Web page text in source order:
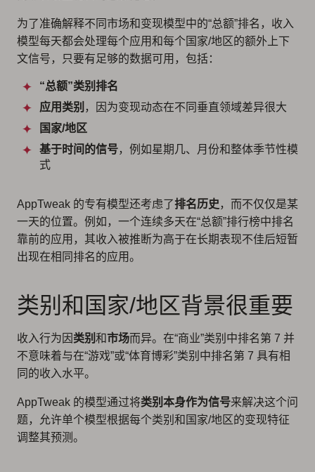
为了准确解释不同市场和变现模型中的“总额”排名，收入
模型每天都会处理每个应用和每个国家/地区的额外上下
文信号，只要有足够的数据可用，包括：
“总额”类别排名
应用类别 ，因为变现动态在不同垂直领域差异很大
国家/地区
基于时间的信号，例如星期几、月份和整体季节性模
式
AppTweak 的专有模型还考虑了排名历史 ，而不仅仅是某
一天的位置。例如，一个连续多天在“总额”排行榜中排名
靠前的应用，其收入被推断为高于在长期表现不佳后短暂
出现在相同排名的应用。
类别和国家/地区背景很重要
收入行为因类别 和市场而异。在“商业”类别中排名第 7 并
不意味着与在“游戏”或“体育博彩”类别中排名第 7 具有相
同的收入水平。
AppTweak 的模型通过将类别本身作为信号来解决这个问
题，允许单个模型根据每个类别和国家/地区的变现特征
调整其预测。